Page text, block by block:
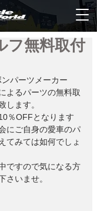
フ無料取付
パーツメーカー
よるパーツの無料取
します。
％OFFとなります
にご自身の愛車のパ
てみては如何でしょ
ですので気になる方
さいませ。